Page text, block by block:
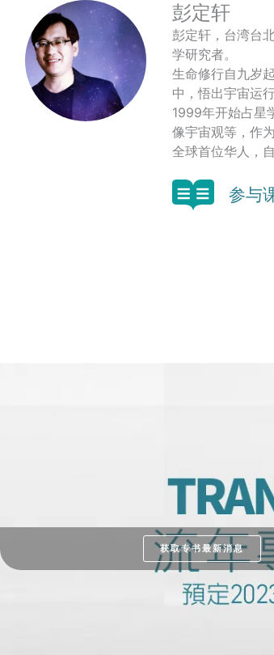
彭定轩
彭定轩，台湾台
学研究者。
生命修行自九岁
中，悟出宇宙运行
1999年开始占星
像宇宙观等，作
全球首位华人，
参与
获取专书最新消息